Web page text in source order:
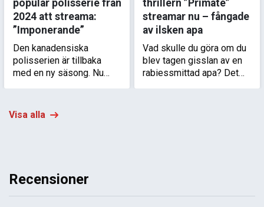
thrillern ”Primate”
streamar nu – fångade
av ilsken apa
Vad skulle du göra om du
blev tagen gisslan av en
rabiessmittad apa? Det
populär polisserie från
2024 att streama:
”Imponerande”
Den kanadensiska
polisserien är tillbaka
med en ny säsong. Nu
konflikter och kampen mot
Visa alla
Recensioner